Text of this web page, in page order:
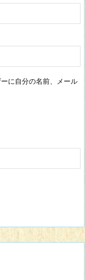
に自分の名前、メール